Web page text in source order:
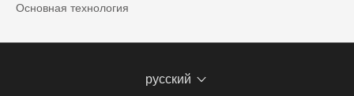
Основная технология
русский